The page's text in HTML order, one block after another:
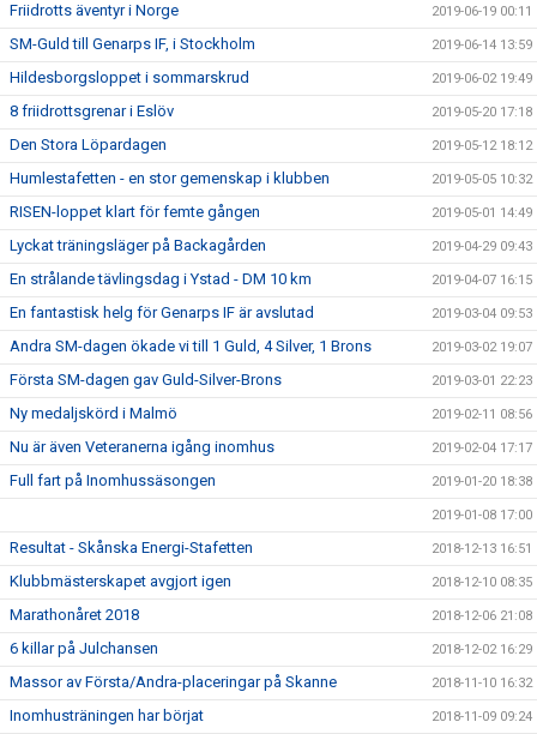
Friidrotts äventyr i Norge 2019-06-19 00:11
SM-Guld till Genarps IF, i Stockholm 2019-06-14 13:59
Hildesborgsloppet i sommarskrud 2019-06-02 19:49
8 friidrottsgrenar i Eslöv 2019-05-20 17:18
Den Stora Löpardagen 2019-05-12 18:12
Humlestafetten - en stor gemenskap i klubben 2019-05-05 10:32
RISEN-loppet klart för femte gången 2019-05-01 14:49
Lyckat träningsläger på Backagården 2019-04-29 09:43
En strålande tävlingsdag i Ystad - DM 10 km 2019-04-07 16:15
En fantastisk helg för Genarps IF är avslutad 2019-03-04 09:53
Andra SM-dagen ökade vi till 1 Guld, 4 Silver, 1 Brons 2019-03-02 19:07
Första SM-dagen gav Guld-Silver-Brons 2019-03-01 22:23
Ny medaljskörd i Malmö 2019-02-11 08:56
Nu är även Veteranerna igång inomhus 2019-02-04 17:17
Full fart på Inomhussäsongen 2019-01-20 18:38
2019-01-08 17:00
Resultat - Skånska Energi-Stafetten 2018-12-13 16:51
Klubbmästerskapet avgjort igen 2018-12-10 08:35
Marathonåret 2018 2018-12-06 21:08
6 killar på Julchansen 2018-12-02 16:29
Massor av Första/Andra-placeringar på Skanne 2018-11-10 16:32
Inomhusträningen har börjat 2018-11-09 09:24